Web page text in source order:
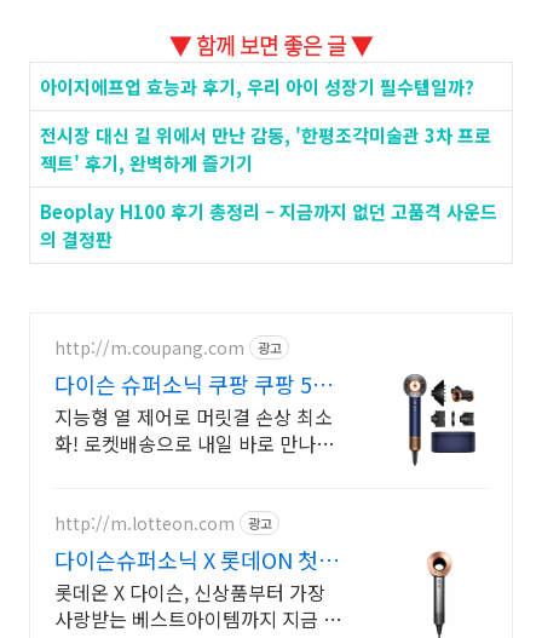
▼ 함께 보면 좋은 글 ▼
아이지에프업 효능과 후기, 우리 아이 성장기 필수템일까?
전시장 대신 길 위에서 만난 감동, '한평조각미술관 3차 프로
젝트' 후기, 완벽하게 즐기기
Beoplay H100 후기 총정리 – 지금까지 없던 고품격 사운드
의 결정판
http://m.coupang.com 광고
다이슨 슈퍼소닉 쿠팡 쿠팡 5년
무상보증
지능형 열 제어로 머릿결 손상 최소
화! 로켓배송으로 내일 바로 만나요.
요.
http://m.lotteon.com 광고
다이슨슈퍼소닉 X 롯데ON 첫구
매 최대 5천원 혜택!
롯데온 X 다이슨, 신상품부터 가장
사랑받는 베스트아이템까지 지금 만